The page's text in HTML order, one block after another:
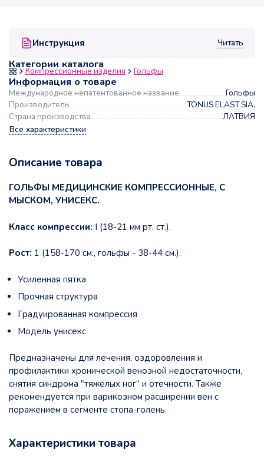
Инструкция Читать
Категории каталога
Компрессионные изделия Гольфы
Информация о товаре
Международное непатентованное название
Гольфы
Производитель
TONUS ELAST SIA,
Страна производства
ЛАТВИЯ
Все характеристики
Описание товара
ГОЛЬФЫ МЕДИЦИНСКИЕ КОМПРЕССИОННЫЕ, С
МЫСКОМ, УНИСЕКС.
Класс компрессии: I (18-21 мм рт. ст.).
Рост: 1 (158-170 см., гольфы - 38-44 см.).
Усиленная пятка
Прочная структура
Градуированная компрессия
Модель унисекс
Предназначены для лечения, оздоровления и
профилактики хронической венозной недостаточности,
снятия синдрома "тяжелых ног" и отечности. Также
рекомендуется при варикозном расширении вен с
поражением в сегменте стопа-голень.
Характеристики товара